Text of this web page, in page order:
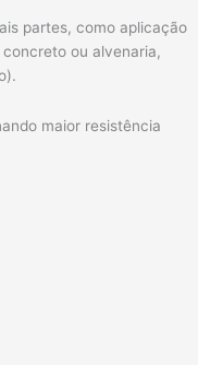
partes, como aplicação
ou alvenaria,
maior resistência